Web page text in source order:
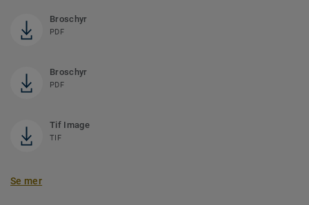
Broschyr
PDF
Broschyr
PDF
Tif Image
TIF
Se mer